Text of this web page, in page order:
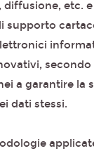
diffusione, etc.
supporto
secondo
a garantire la
dati stessi.